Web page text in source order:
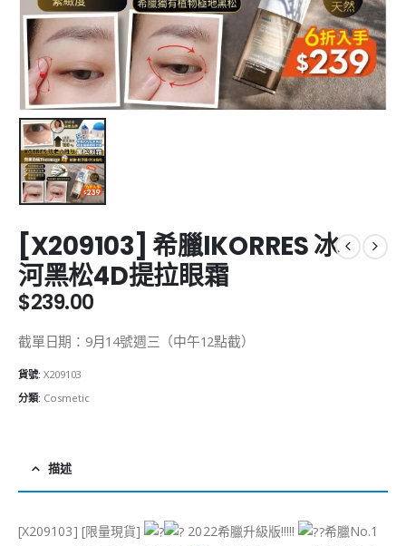
[X209103] 希臘lKORRES 冰
河黑松4D提拉眼霜
$239.00
截單日期：9月14號週三（中午12點截）
貨號: X209103
分類: Cosmetic
描述
[X209103] [限量現貨] 2022希臘升級版!!!!!
希臘No.1